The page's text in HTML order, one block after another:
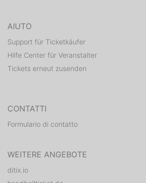
AIUTO
Support für Ticketkäufer
Hilfe Center für Veranstalter
Tickets erneut zusenden
CONTATTI
Formulario di contatto
WEITERE ANGEBOTE
ditix.io